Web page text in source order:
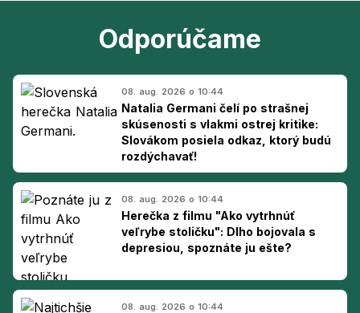
Odporúčame
08. aug. 2026 o 10:44
Natalia Germani čelí po strašnej
skúsenosti s vlakmi ostrej kritike:
Slovákom posiela odkaz, ktorý budú
rozdýchavať!
08. aug. 2026 o 10:44
Herečka z filmu "Ako vytrhnúť
veľrybe stoličku": Dlho bojovala s
depresiou, spoznáte ju ešte?
08. aug. 2026 o 10:44